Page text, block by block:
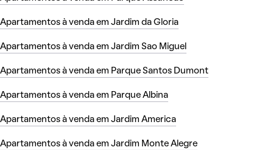
Apartamentos à venda em Jardim da Gloria
Apartamentos à venda em Jardim Sao Miguel
Apartamentos à venda em Parque Santos Dumont
Apartamentos à venda em Parque Albina
Apartamentos à venda em Jardim America
Apartamentos à venda em Jardim Monte Alegre